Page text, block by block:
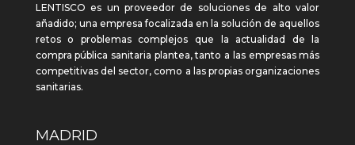
LENTISCO es un proveedor de soluciones de alto valor
añadido; una empresa focalizada en la solución de aquellos
retos o problemas complejos que la actualidad de la
compra pública sanitaria plantea, tanto a las empresas más
competitivas del sector, como a las propias organizaciones
sanitarias.
MADRID